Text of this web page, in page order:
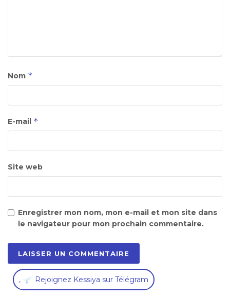
Nom *
E-mail *
Site web
Enregistrer mon nom, mon e-mail et mon site dans
le navigateur pour mon prochain commentaire.
, Rejoignez Kessiya sur Télégram